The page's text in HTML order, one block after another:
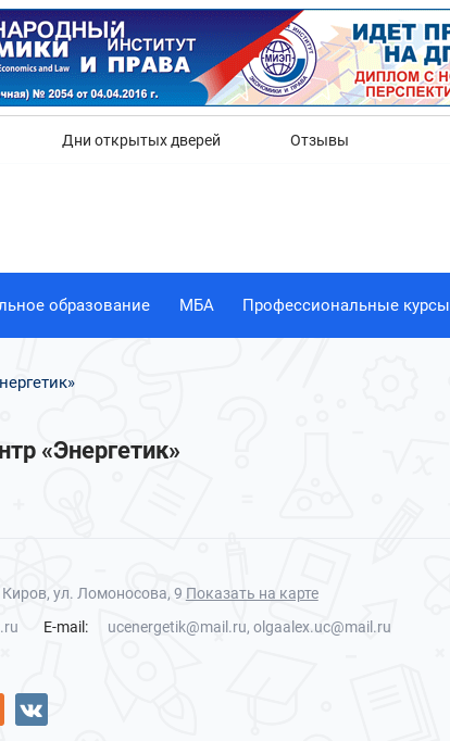
Дни открытых дверей Отзывы
образование МБА Профессиональные курсы
«Энергетик»
Киров, ул. Ломоносова, 9 Показать на карте
E-mail: ucenergetik@mail.ru, olgaalex.uc@mail.ru
Нет